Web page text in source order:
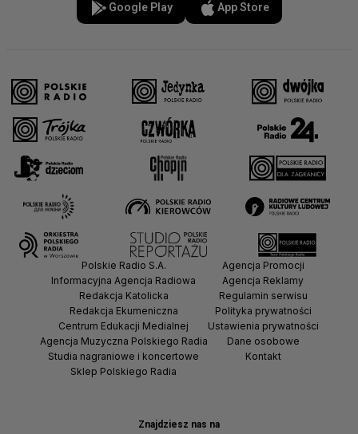
Google Play App Store
Znajdziesz nas na
Polskie Radio S.A.
Informacyjna Agencja Radiowa
Redakcja Katolicka
Redakcja Ekumeniczna
Centrum Edukacji Medialnej
Agencja Muzyczna Polskiego Radia
Studia nagraniowe i koncertowe
Sklep Polskiego Radia
Agencja Promocji
Agencja Reklamy
Regulamin serwisu
Polityka prywatności
Ustawienia prywatności
Dane osobowe
Kontakt